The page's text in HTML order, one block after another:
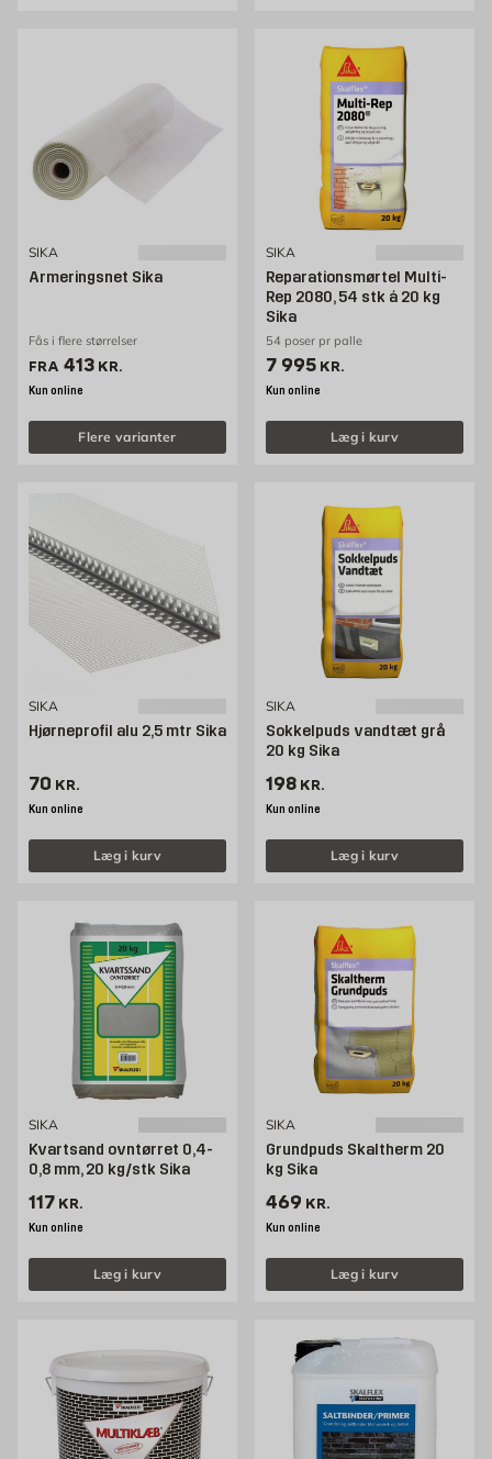
SIKA
Armeringsnet Sika
Fås i flere størrelser
FRA Pris 413 kr. /stk
413 KR.
Kun online
Flere varianter
SIKA
Reparationsmørtel Multi-
Rep 2080, 54 stk á 20 kg
Sika
54 poser pr palle
Pris 7995 kr. /stk
7 995 KR.
Kun online
Læg i kurv
SIKA
Hjørneprofil alu 2,5 mtr Sika
Pris 70 kr. /stk
70 KR.
Kun online
Læg i kurv
SIKA
Sokkelpuds vandtæt grå
20 kg Sika
Pris 198 kr. /stk
198 KR.
Kun online
Læg i kurv
SIKA
Kvartsand ovntørret 0,4-
0,8 mm, 20 kg/stk Sika
Pris 117 kr. /stk
117 KR.
Kun online
Læg i kurv
SIKA
Grundpuds Skaltherm 20
kg Sika
Pris 469 kr. /stk
469 KR.
Kun online
Læg i kurv